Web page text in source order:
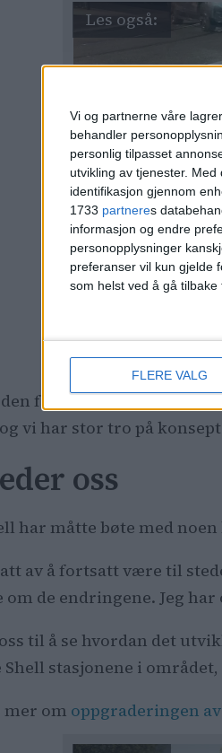
Vi og partnerne våre
behandler
personlig tilpasset
utvikling av tjenester. Med
identifikasjon gjennom
1733 partneres
informasjon og endre
personopplysninger
preferanser vil kun gjelde
som helst ved å gå
FLERE VALG
gitt etter
første stasjonen vår
vi har stor tro på
oss
har måtte bøte med
av å fortsatt være til
om de endringene. Jeg
til å se hvordan det
Shell stasjonene i
mer om oppgraderingen